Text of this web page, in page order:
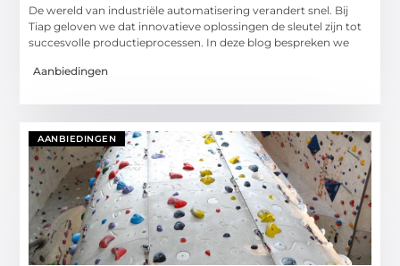
De wereld van industriële automatisering verandert snel. Bij
Tiap geloven we dat innovatieve oplossingen de sleutel zijn tot
succesvolle productieprocessen. In deze blog bespreken we
Aanbiedingen
AANBIEDINGEN